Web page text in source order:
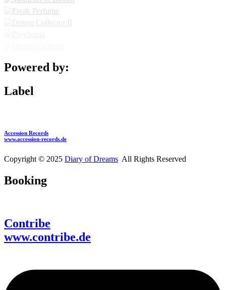
Powered by:
Label
Accession Records
www.accession-records.de
Copyright © 2025 Diary of Dreams All Rights Reserved
Booking
Contribe
www.contribe.de